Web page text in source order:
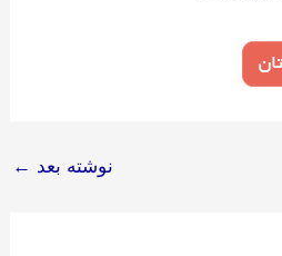
نوشته بعد ←